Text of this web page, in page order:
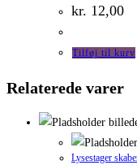
kr. 12,00
Tilføj til kurv
Relaterede varer
Lysestager